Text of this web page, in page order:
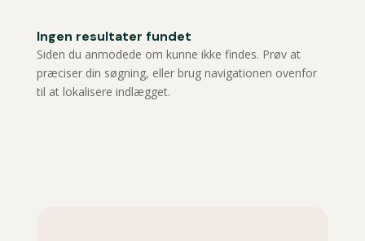
Ingen resultater fundet
Siden du anmodede om kunne ikke findes. Prøv at
præciser din søgning, eller brug navigationen ovenfor
til at lokalisere indlægget.